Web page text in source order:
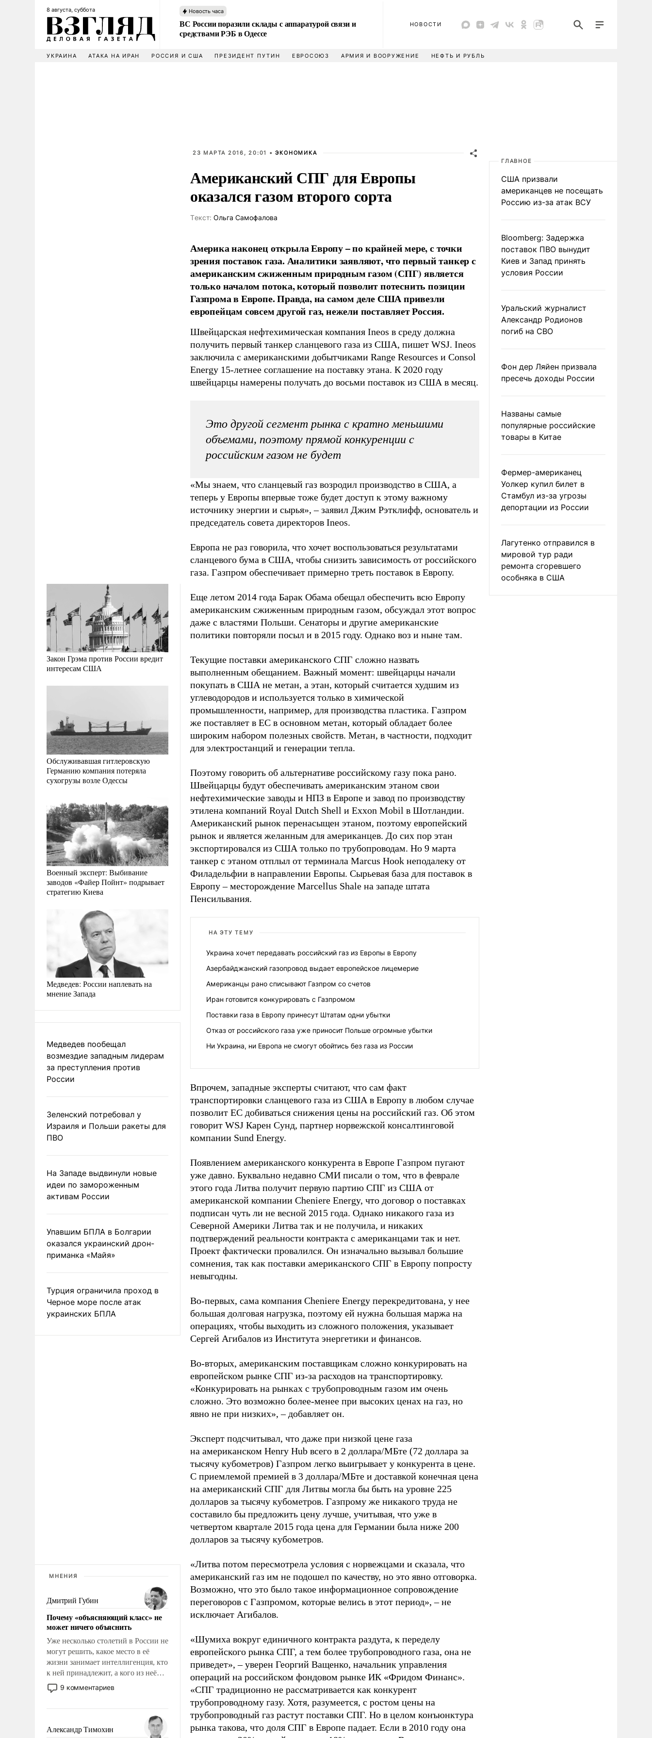
8 августа, суббота Новость часа
ВС России поразили склады с аппаратурой связи и
средствами РЭБ в Одессе
НОВОСТИ
УКРАИНА АТАКА НА ИРАН РОССИЯ И США ПРЕЗИДЕНТ ПУТИН ЕВРОСОЮЗ АРМИЯ И ВООРУЖЕНИЕ НЕФТЬ И РУБЛЬ
Закон Грэма против России вредит
интересам США
Обслуживавшая гитлеровскую
Германию компания потеряла
сухогрузы возле Одессы
Военный эксперт: Выбивание
заводов «Файер Пойнт» подрывает
стратегию Киева
Медведев: России наплевать на
мнение Запада
Медведев пообещал
возмездие западным лидерам
за преступления против
России
Зеленский потребовал у
Израиля и Польши ракеты для
ПВО
На Западе выдвинули новые
идеи по замороженным
активам России
Упавшим БПЛА в Болгарии
оказался украинский дрон-
приманка «Майя»
Турция ограничила проход в
Черное море после атак
украинских БПЛА
МНЕНИЯ
Дмитрий Губин
Почему «объясняющий класс» не
может ничего объяснить
Уже несколько столетий в России не
могут решить, какое место в её
жизни занимает интеллигенция, кто
к ней принадлежит, а кого из неё
исключили с правом
восстановления и без оного. И чем
казалось, что эти вопросы решены
9 комментариев
Александр Тимохин
23 МАРТА 2016, 20:01 •ЭКОНОМИКА
Американский СПГ для Европы
оказался газом второго сорта
Tекст: Ольга Самофалова
Америка наконец открыла Европу – по крайней мере, с точки
зрения поставок газа. Аналитики заявляют, что первый танкер с
американским сжиженным природным газом (СПГ) является
только началом потока, который позволит потеснить позиции
Газпрома в Европе. Правда, на самом деле США привезли
европейцам совсем другой газ, нежели поставляет Россия.
Швейцарская нефтехимическая компания Ineos в среду должна
получить первый танкер сланцевого газа из США, пишет WSJ. Ineos
заключила с американскими добытчиками Range Resources и Consol
Energy 15-летнее соглашение на поставку этана. К 2020 году
швейцарцы намерены получать до восьми поставок из США в месяц.
Это другой сегмент рынка с кратно меньшими
объемами, поэтому прямой конкуренции с
российским газом не будет
«Мы знаем, что сланцевый газ возродил производство в США, а
теперь у Европы впервые тоже будет доступ к этому важному
источнику энергии и сырья», – заявил Джим Рэтклифф, основатель и
председатель совета директоров Ineos.
Европа не раз говорила, что хочет воспользоваться результатами
сланцевого бума в США, чтобы снизить зависимость от российского
газа. Газпром обеспечивает примерно треть поставок в Европу.
Еще летом 2014 года Барак Обама обещал обеспечить всю Европу
американским сжиженным природным газом, обсуждал этот вопрос
даже с властями Польши. Сенаторы и другие американские
политики повторяли посыл и в 2015 году. Однако воз и ныне там.
Текущие поставки американского СПГ сложно назвать
выполненным обещанием. Важный момент: швейцарцы начали
покупать в США не метан, а этан, который считается худшим из
углеводородов и используется только в химической
промышленности, например, для производства пластика. Газпром
же поставляет в ЕС в основном метан, который обладает более
широким набором полезных свойств. Метан, в частности, подходит
для электростанций и генерации тепла.
Поэтому говорить об альтернативе российскому газу пока рано.
Швейцарцы будут обеспечивать американским этаном свои
нефтехимические заводы и НПЗ в Европе и завод по производству
этилена компаний Royal Dutch Shell и Exxon Mobil в Шотландии.
Американский рынок перенасыщен этаном, поэтому европейский
рынок и является желанным для американцев. До сих пор этан
экспортировался из США только по трубопроводам. Но 9 марта
танкер с этаном отплыл от терминала Marcus Hook неподалеку от
Филадельфии в направлении Европы. Сырьевая база для поставок в
Европу – месторождение Marcellus Shale на западе штата
Пенсильвания.
НА ЭТУ ТЕМУ
Украина хочет передавать российский газ из Европы в Европу
Азербайджанский газопровод выдает европейское лицемерие
Американцы рано списывают Газпром со счетов
Иран готовится конкурировать с Газпромом
Поставки газа в Европу принесут Штатам одни убытки
Отказ от российского газа уже приносит Польше огромные убытки
Ни Украина, ни Европа не смогут обойтись без газа из России
Впрочем, западные эксперты считают, что сам факт
транспортировки сланцевого газа из США в Европу в любом случае
позволит ЕС добиваться снижения цены на российский газ. Об этом
говорит WSJ Карен Сунд, партнер норвежской консалтинговой
компании Sund Energy.
Появлением американского конкурента в Европе Газпром пугают
уже давно. Буквально недавно СМИ писали о том, что в феврале
этого года Литва получит первую партию СПГ из США от
американской компании Сheniere Energy, что договор о поставках
подписан чуть ли не весной 2015 года. Однако никакого газа из
Северной Америки Литва так и не получила, и никаких
подтверждений реальности контракта с американцами так и нет.
Проект фактически провалился. Он изначально вызывал большие
сомнения, так как поставки американского СПГ в Европу попросту
невыгодны.
Во-первых, сама компания Сheniere Energy перекредитована, у нее
большая долговая нагрузка, поэтому ей нужна большая маржа на
операциях, чтобы выходить из сложного положения, указывает
Сергей Агибалов из Института энергетики и финансов.
Во-вторых, американским поставщикам сложно конкурировать на
европейском рынке СПГ из-за расходов на транспортировку.
«Конкурировать на рынках с трубопроводным газом им очень
сложно. Это возможно более-менее при высоких ценах на газ, но
явно не при низких», – добавляет он.
Эксперт подсчитывал, что даже при низкой цене газа
на американском Henry Hub всего в 2 доллара/МБте (72 доллара за
тысячу кубометров) Газпром легко выигрывает у конкурента в цене.
С приемлемой премией в 3 доллара/МБте и доставкой конечная цена
на американский СПГ для Литвы могла бы быть на уровне 225
долларов за тысячу кубометров. Газпрому же никакого труда не
составило бы предложить цену лучше, учитывая, что уже в
четвертом квартале 2015 года цена для Германии была ниже 200
долларов за тысячу кубометров.
«Литва потом пересмотрела условия с норвежцами и сказала, что
американский газ им не подошел по качеству, но это явно отговорка.
Возможно, что это было такое информационное сопровождение
переговоров с Газпромом, которые велись в этот период», – не
исключает Агибалов.
«Шумиха вокруг единичного контракта раздута, к переделу
европейского рынка СПГ, а тем более трубопроводного газа, она не
приведет», – уверен Георгий Ващенко, начальник управления
операций на российском фондовом рынке ИК «Фридом Финанс».
«СПГ традиционно не рассматривается как конкурент
трубопроводному газу. Хотя, разумеется, с ростом цены на
трубопроводный газ растут поставки СПГ. Но в целом конъюнктура
рынка такова, что доля СПГ в Европе падает. Если в 2010 году она
ГЛАВНОЕ
США призвали
американцев не посещать
Россию из-за атак ВСУ
Bloomberg: Задержка
поставок ПВО вынудит
Киев и Запад принять
условия России
Уральский журналист
Александр Родионов
погиб на СВО
Фон дер Ляйен призвала
пресечь доходы России
Названы самые
популярные российские
товары в Китае
Фермер-американец
Уолкер купил билет в
Стамбул из-за угрозы
депортации из России
Лагутенко отправился в
мировой тур ради
ремонта сгоревшего
особняка в США